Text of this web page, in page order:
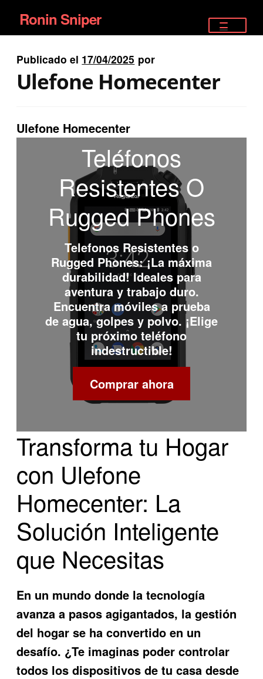
Ir
a
la
navegación
Ir
al
contenido
Ronin Sniper
EQUIPAMIENTO ÉLITE
RIFLES DEPORTIVOS
Publicado el 17/04/2025 por
Ulefone Homecenter
Ulefone Homecenter
Teléfonos
Resistentes O
Rugged Phones
Telefonos Resistentes o
Rugged Phones: ¡La máxima
durabilidad! Ideales para
aventura y trabajo duro.
Encuentra móviles a prueba
de agua, golpes y polvo. ¡Elige
tu próximo teléfono
indestructible!
Comprar ahora
Transforma tu Hogar
con Ulefone
Homecenter: La
Solución Inteligente
que Necesitas
En un mundo donde la tecnología
avanza a pasos agigantados, la gestión
del hogar se ha convertido en un
desafío. ¿Te imaginas poder controlar
todos los dispositivos de tu casa desde